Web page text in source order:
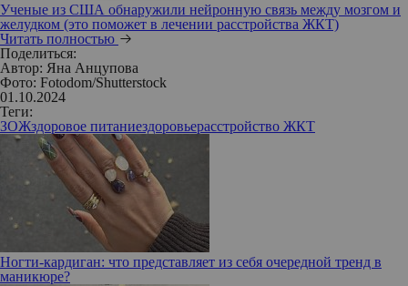
Ученые из США обнаружили нейронную связь между мозгом и
желудком (это поможет в лечении расстройства ЖКТ)
Читать полностью
Поделиться:
Автор: Яна Анцупова
Фото: Fotodom/Shutterstock
01.10.2024
Теги:
ЗОЖздоровое питаниездоровьерасстройство ЖКТ
Ногти-кардиган: что представляет из себя очередной тренд в
маникюре?